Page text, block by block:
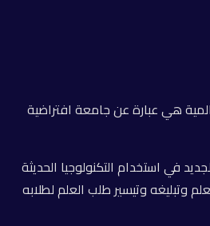
هي عبارة عن جامعة افتراضية
في استخدام التكنولوجيا الحديثة
وتبليغه وتيسير طلب العلم لطلابه